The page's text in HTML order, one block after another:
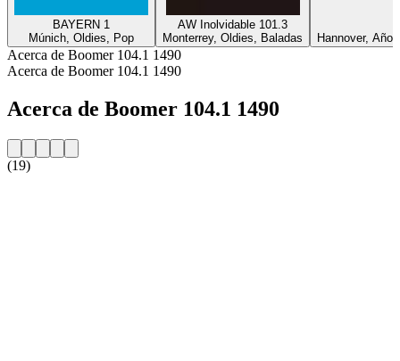
BAYERN 1
Múnich, Oldies, Pop
AW Inolvidable 101.3
Monterrey, Oldies, Baladas
Hannover,
Acerca de Boomer 104.1 1490
Acerca de Boomer 104.1 1490
Acerca de Boomer 104.1 1490
(19)